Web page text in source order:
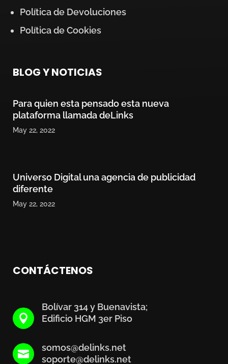
Política de Devoluciones
Política de Cookies
BLOG Y NOTICIAS
Para quien esta pensado esta nueva
plataforma llamada deLinks
May 22, 2022
Universo Digital una agencia de publicidad
diferente
May 22, 2022
CONTÁCTENOS

Bolívar 314 y Buenavista;
Edificio HGM 3er Piso

somos@delinks.net
soporte@delinks.net